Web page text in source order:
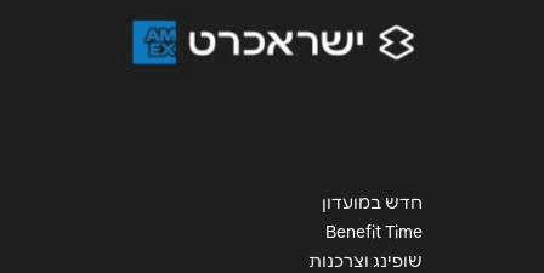
חדש במועדון
Benefit Time
שופינג וצרכנות